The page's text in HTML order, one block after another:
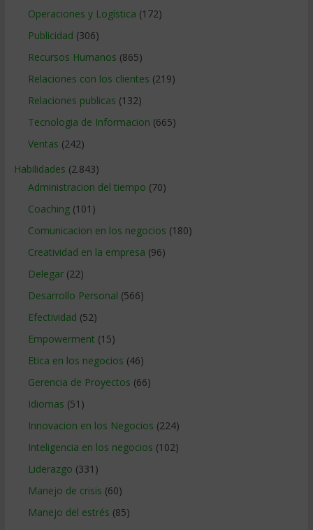
Operaciones y Logística (172)
Publicidad (306)
Recursos Humanos (865)
Relaciones con los clientes (219)
Relaciones publicas (132)
Tecnologia de Informacion (665)
Ventas (242)
Habilidades (2.843)
Administracion del tiempo (70)
Coaching(101)
Comunicacion en los negocios (180)
Creatividad en la empresa (96)
Delegar(22)
Desarrollo Personal (566)
Efectividad (52)
Empowerment (15)
Etica en los negocios (46)
Gerencia de Proyectos (66)
Idiomas (51)
Innovacion en los Negocios (224)
Inteligencia en los negocios (102)
Liderazgo (331)
Manejo de crisis (60)
Manejo del estrés (85)